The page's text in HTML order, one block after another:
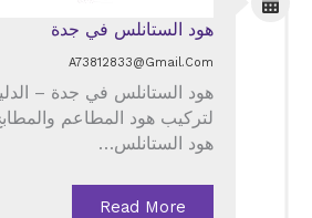
هود الستانلس في جدة
A73812833@gmail.com
هود الستانلس في جدة –
لتركيب هود المطاعم
هود الستانلس…
Read More